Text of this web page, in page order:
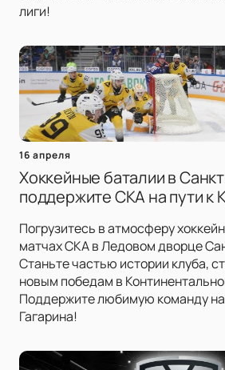
лиги!
16 апреля
Хоккейные баталии в
поддержите СКА на пути к
Погрузитесь в атмосферу
матчах СКА в Ледовом дворце
Станьте частью истории клуба,
новым победам в
Поддержите любимую команду на
Гагарина!